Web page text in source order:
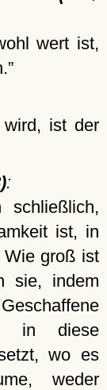
wert ist,
wird, ist der
:
ist, in
groß ist
sie, indem
in diese
wo es
weder